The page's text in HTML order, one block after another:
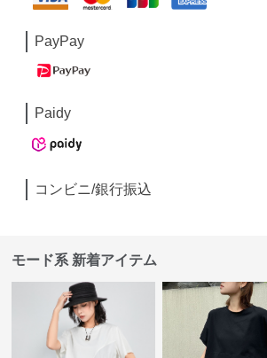
PayPay
Paidy
コンビニ/銀行振込
モード系 新着アイテム